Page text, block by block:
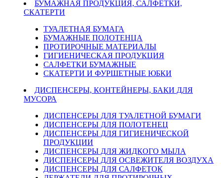
БУМАЖНАЯ ПРОДУКЦИЯ, САЛФЕТКИ,
СКАТЕРТИ
ТУАЛЕТНАЯ БУМАГА
БУМАЖНЫЕ ПОЛОТЕНЦА
ПРОТИРОЧНЫЕ МАТЕРИАЛЫ
ГИГИЕНИЧЕСКАЯ ПРОДУКЦИЯ
САЛФЕТКИ БУМАЖНЫЕ
СКАТЕРТИ И ФУРШЕТНЫЕ ЮБКИ
ДИСПЕНСЕРЫ, КОНТЕЙНЕРЫ, БАКИ ДЛЯ
МУСОРА
ДИСПЕНСЕРЫ ДЛЯ ТУАЛЕТНОЙ БУМАГИ
ДИСПЕНСЕРЫ ДЛЯ ПОЛОТЕНЕЦ
ДИСПЕНСЕРЫ ДЛЯ ГИГИЕНИЧЕСКОЙ
ПРОДУКЦИИ
ДИСПЕНСЕРЫ ДЛЯ ЖИДКОГО МЫЛА
ДИСПЕНСЕРЫ ДЛЯ ОСВЕЖИТЕЛЯ ВОЗДУХА
ДИСПЕНСЕРЫ ДЛЯ САЛФЕТОК